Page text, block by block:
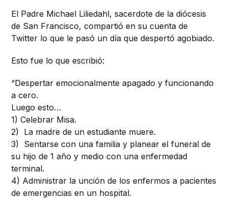
El Padre Michael Liliedahl, sacerdote de la diócesis
de San Francisco, compartió en su cuenta de
Twitter lo que le pasó un día que despertó agobiado.
Esto fue lo que escribió:
“Despertar emocionalmente apagado y funcionando
a cero.
Luego esto…
1) Celebrar Misa.
2) La madre de un estudiante muere.
3) Sentarse con una familia y planear el funeral de
su hijo de 1 año y medio con una enfermedad
terminal.
4) Administrar la unción de los enfermos a pacientes
de emergencias en un hospital.